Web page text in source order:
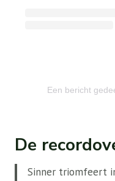
Een bericht
De
Sinner triomfeert